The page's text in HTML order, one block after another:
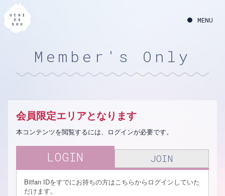
Member's Only
会員限定エリアとなります
本コンテンツを閲覧するには、ログインが必要です。
LOGIN JOIN
Bitfan IDをすでにお持ちの方はこちらからログインしていた
だけます。